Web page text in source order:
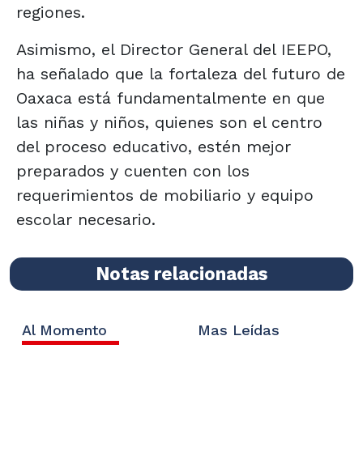
regiones.
Asimismo, el Director General del IEEPO,
ha señalado que la fortaleza del futuro de
Oaxaca está fundamentalmente en que
las niñas y niños, quienes son el centro
del proceso educativo, estén mejor
preparados y cuenten con los
requerimientos de mobiliario y equipo
escolar necesario.
Notas relacionadas
Al Momento Mas Leídas